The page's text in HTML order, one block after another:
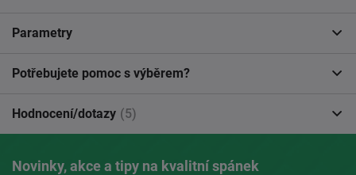
Parametry
Potřebujete pomoc s výběrem?
Hodnocení/dotazy (5)
Novinky, akce a tipy na kvalitní spánek